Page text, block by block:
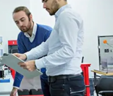
‫المملكة
العربية
السعودية‬
الامارات
خدمة البطارية
تغيير زيت
تغيير الفلاتر
الضمان والتأمين
Ford Protect لمحة عامة عن